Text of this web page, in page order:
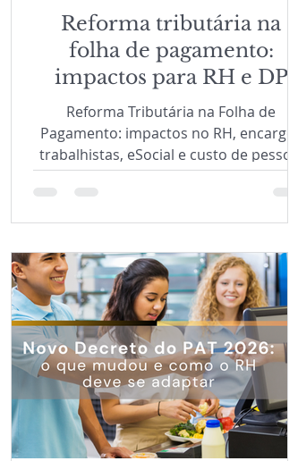
Reforma tributária na
folha de pagamento:
impactos para RH e DP
Reforma Tributária na Folha de
Pagamento: impactos no RH, encargos
trabalhistas, eSocial e custo de pessoal